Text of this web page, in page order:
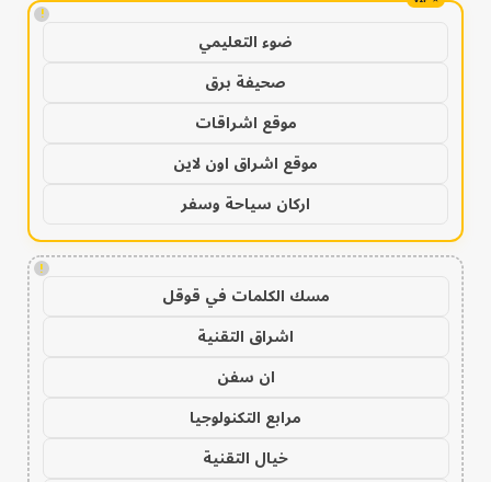
!
ضوء التعليمي
صحيفة برق
موقع اشراقات
موقع اشراق اون لاين
اركان سياحة وسفر
!
مسك الكلمات في قوقل
اشراق التقنية
ان سفن
مرابع التكنولوجيا
خيال التقنية